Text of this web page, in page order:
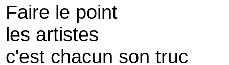
Faire le point
les artistes
c'est chacun son truc